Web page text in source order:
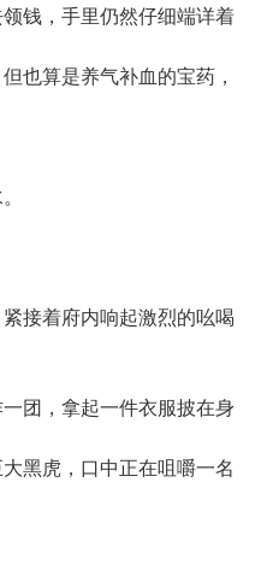
钱，手里仍然仔细端详着
也算是养气补血的宝药，
接着府内响起激烈的吆喝
团，拿起一件衣服披在身
黑虎，口中正在咀嚼一名